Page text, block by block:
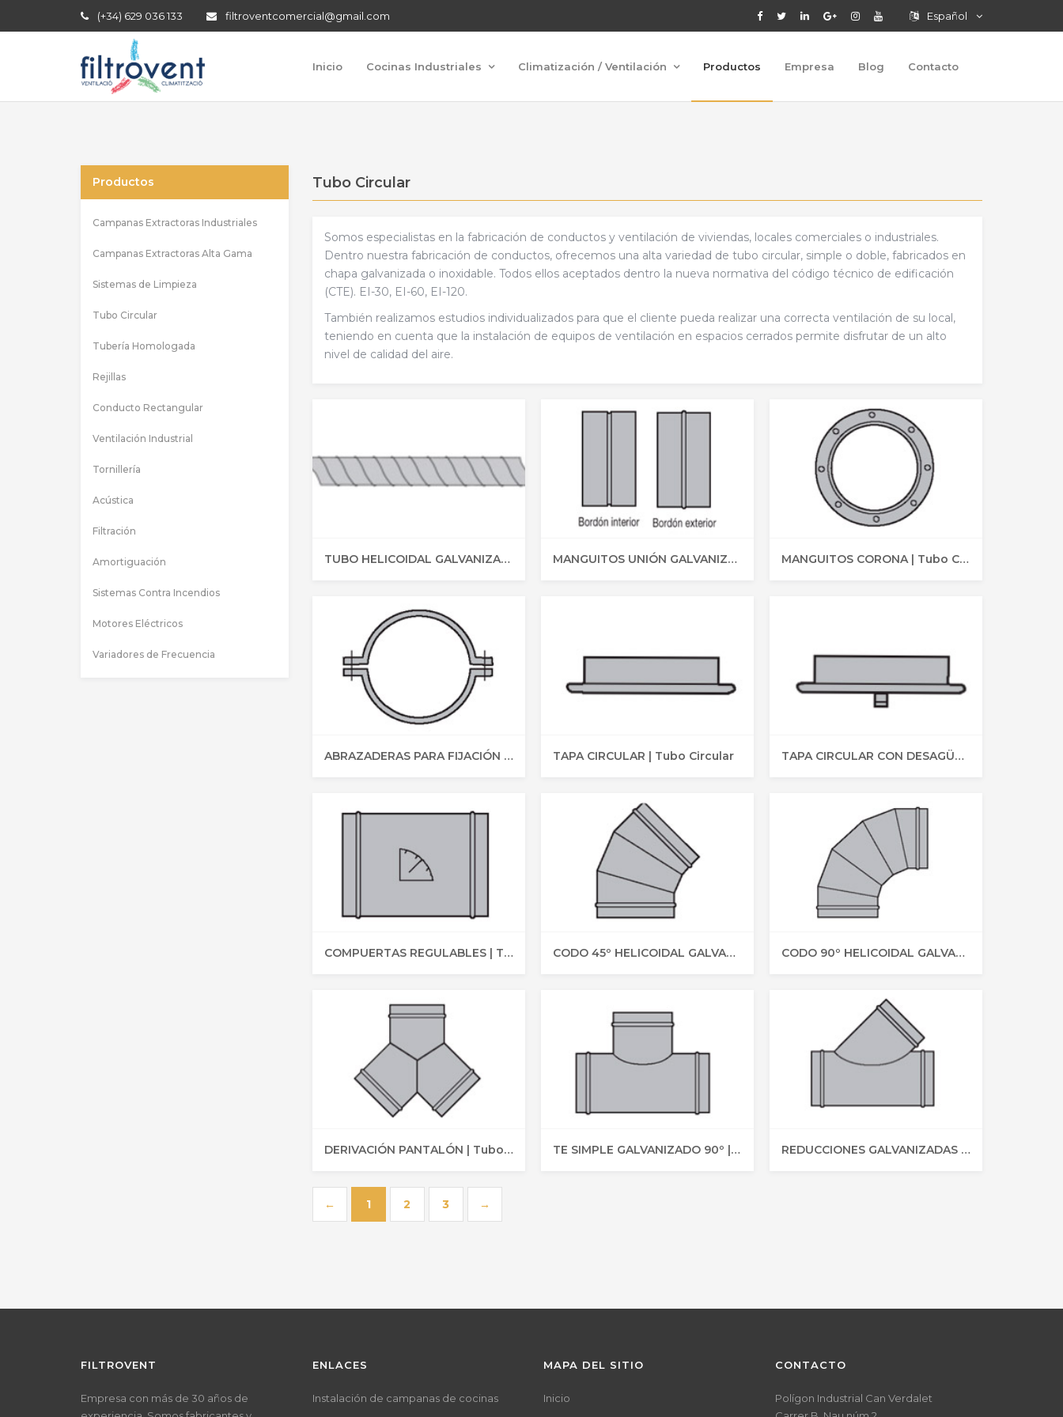
(+34) 629 036 133 filtroventcomercial@gmail.com Español
Inicio Cocinas Industriales Climatización / Ventilación Productos Empresa Blog Contacto
Tubo Circular
Somos especialistas en la fabricación de conductos y ventilación de viviendas, locales comerciales o industriales.
Dentro nuestra fabricación de conductos, ofrecemos una alta variedad de tubo circular, simple o doble, fabricados en
chapa galvanizada o inoxidable. Todos ellos aceptados dentro la nueva normativa del código técnico de edificación
(CTE). EI-30, EI-60, EI-120.
También realizamos estudios individualizados para que el cliente pueda realizar una correcta ventilación de su local,
teniendo en cuenta que la instalación de equipos de ventilación en espacios cerrados permite disfrutar de un alto
nivel de calidad del aire.
TUBO HELICOIDAL GALVANIZADO AUT. | Tubo Circular MANGUITOS UNIÓN GALVANIZADO | Tubo Circular MANGUITOS CORONA | Tubo Circular
ABRAZADERAS PARA FIJACIÓN | Tubo Circular TAPA CIRCULAR | Tubo Circular TAPA CIRCULAR CON DESAGÜE | Tubo Circular
COMPUERTAS REGULABLES | Tubo Circular CODO 45º HELICOIDAL GALVANIZADO | Tubo Circular CODO 90º HELICOIDAL GALVANIZADOS | Tubo Circular
DERIVACIÓN PANTALÓN | Tubo Circular TE SIMPLE GALVANIZADO 90º | Tubo Circular REDUCCIONES GALVANIZADAS | Tubo Circular
← 1 2 3 →
Productos
Campanas Extractoras Industriales
Campanas Extractoras Alta Gama
Sistemas de Limpieza
Tubo Circular
Tubería Homologada
Rejillas
Conducto Rectangular
Ventilación Industrial
Tornillería
Acústica
Filtración
Amortiguación
Sistemas Contra Incendios
Motores Eléctricos
Variadores de Frecuencia
FILTROVENT
Empresa con más de 30 años de
ENLACES
Instalación de campanas de cocinas
MAPA DEL SITIO
Inicio
CONTACTO
Polígon Industrial Can Verdalet